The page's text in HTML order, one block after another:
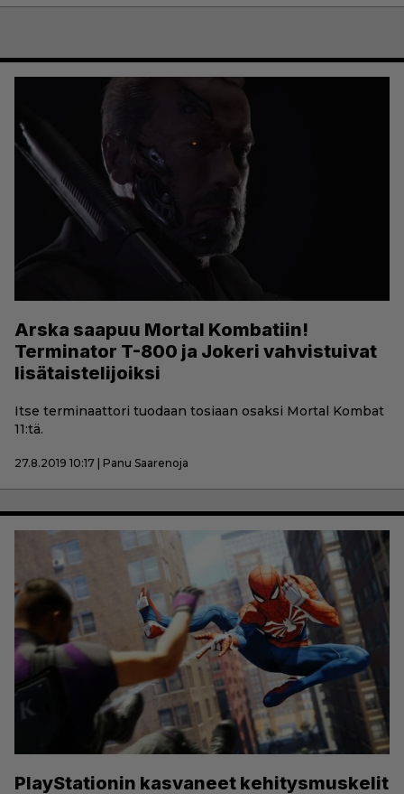
Arska saapuu Mortal Kombatiin!
Terminator T-800 ja Jokeri vahvistuivat
lisätaistelijoiksi
Itse terminaattori tuodaan tosiaan osaksi Mortal Kombat
11:tä.
27.8.2019 10:17 | Panu Saarenoja
PlayStationin kasvaneet kehitysmuskelit